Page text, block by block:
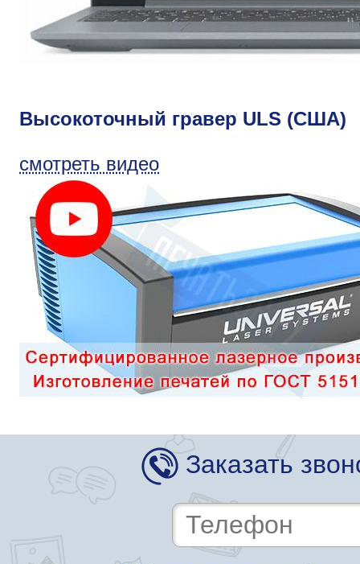
Высокоточный гравер ULS (США)
смотреть видео
Заказать